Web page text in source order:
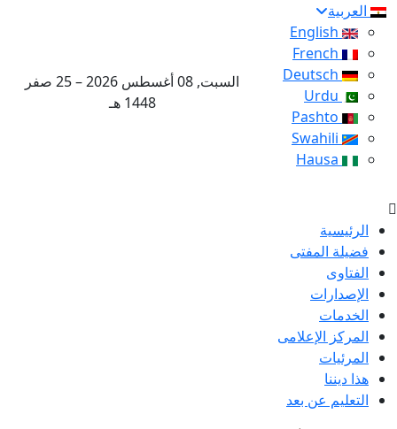
العربية
السبت, 08 أغسطس 2026 – 25 صفر
1448 هـ
الرئيسية
فضيلة المفتى
الفتاوى
الإصدارات
الخدمات
المركز الإعلامى
المرئيات
هذا ديننا
التعليم عن بعد